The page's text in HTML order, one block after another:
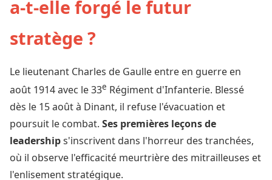
a-t-elle forgé le futur
stratège ?
Le lieutenant Charles de Gaulle entre en guerre en
août 1914 avec le 33e Régiment d'Infanterie. Blessé
dès le 15 août à Dinant, il refuse l'évacuation et
poursuit le combat. Ses premières leçons de
leaderships'inscrivent dans l'horreur des tranchées,
où il observe l'efficacité meurtrière des mitrailleuses et
l'enlisement stratégique.